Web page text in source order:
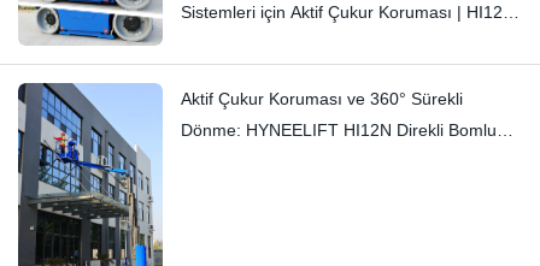
Sistemleri için Aktif Çukur Koruması | HI12N
Aktif Çukur Koruması ve 360° Sürekli
Dönme: HYNEELIFT HI12N Direkli Bomlu